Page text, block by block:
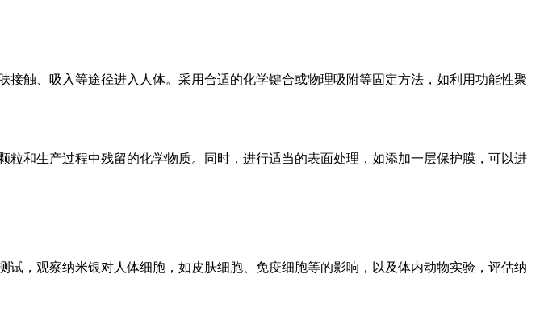
触、吸入等途径进入人体。采用合适的化学键合或物理吸附等固定方法，如利用功能性聚
和生产过程中残留的化学物质。同时，进行适当的表面处理，如添加一层保护膜，可以进
，观察纳米银对人体细胞，如皮肤细胞、免疫细胞等的影响，以及体内动物实验，评估纳